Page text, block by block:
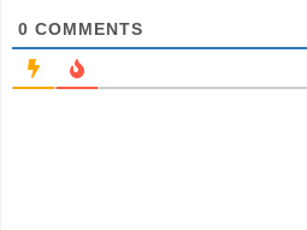
0 COMMENTS